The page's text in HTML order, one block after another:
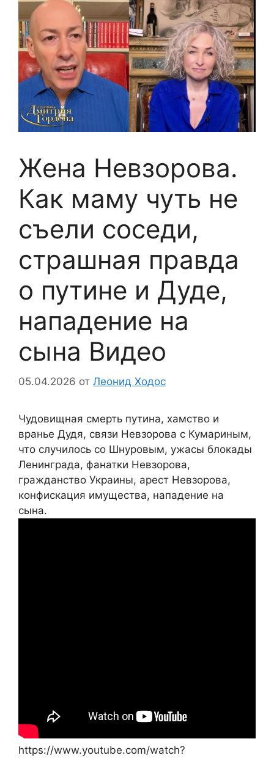
Жена Невзорова.
Как маму чуть не
съели соседи,
страшная правда
о путине и Дуде,
нападение на
сына Видео
05.04.2026 от Леонид Ходос
Чудовищная смерть путина, хамство и
вранье Дудя, связи Невзорова с Кумариным,
что случилось со Шнуровым, ужасы блокады
Ленинграда, фанатки Невзорова,
гражданство Украины, арест Невзорова,
конфискация имущества, нападение на
сына.
https://www.youtube.com/watch?